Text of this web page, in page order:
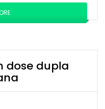
dose dupla